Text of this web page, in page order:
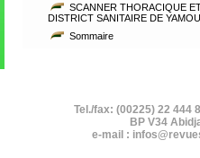
SCANNER THORACIQUE
DISTRICT SANITAIRE DE
Sommaire
Tel./fax: (00225) 22 444
BP V34
e-mail :